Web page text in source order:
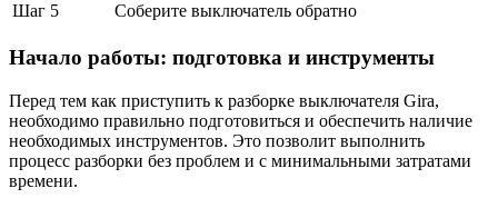
Шаг 5
Соберите выключатель обратно
Начало работы: подготовка и инструменты
Перед тем как приступить к разборке выключателя Gira,
необходимо правильно подготовиться и обеспечить наличие
необходимых инструментов. Это позволит выполнить
процесс разборки без проблем и с минимальными затратами
времени.